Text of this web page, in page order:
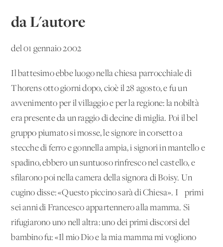
da L'autore
del 01 gennaio 2002
Il battesimo ebbe luogo nella chiesa parrocchiale di
Thorens otto giorni dopo, cioè il 28 agosto, e fu un
avvenimento per il villaggio e per la regione: la nobiltà
era presente da un raggio di decine di miglia. Poi il bel
gruppo piumato si mosse, le signore in corsetto a
stecche di ferro e gonnella ampia, i signori in mantello e
spadino, ebbero un suntuoso rinfresco nel castello, e
sfilarono poi nella camera della signora di Boisy. Un
cugino disse: «Questo piccino sarà di Chiesa». I primi
sei anni di Francesco appartennero alla mamma. Si
rifugiarono uno nell'altra: uno dei primi discorsi del
bambino fu: «Il mio Dio e la mia mamma mi vogliono